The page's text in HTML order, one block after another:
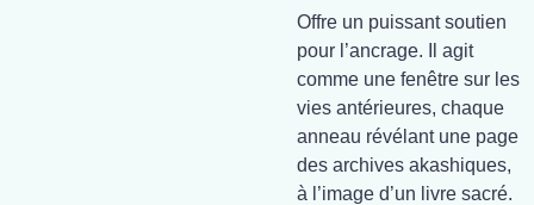
Offre un puissant soutien
pour l’ancrage. Il agit
comme une fenêtre sur les
vies antérieures, chaque
anneau révélant une page
des archives akashiques,
à l’image d’un livre sacré.